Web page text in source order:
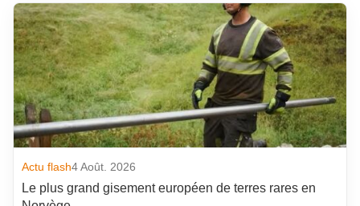
Actu flash4 Août. 2026
Le plus grand gisement européen de terres rares en